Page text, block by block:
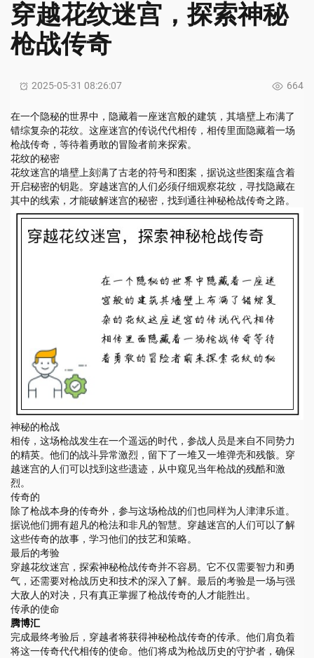
穿越花纹迷宫，探索神秘
枪战传奇
2025-05-31 08:26:07 664
在一个隐秘的世界中，隐藏着一座迷宫般的建筑，其墙壁上布满了
错综复杂的花纹。这座迷宫的传说代代相传，相传里面隐藏着一场
枪战传奇，等待着勇敢的冒险者前来探索。
花纹的秘密
花纹迷宫的墙壁上刻满了古老的符号和图案，据说这些图案蕴含着
开启秘密的钥匙。穿越迷宫的人们必须仔细观察花纹，寻找隐藏在
其中的线索，才能破解迷宫的秘密，找到通往神秘枪战传奇之路。
神秘的枪战
相传，这场枪战发生在一个遥远的时代，参战人员是来自不同势力
的精英。他们的战斗异常激烈，留下了一堆又一堆弹壳和残骸。穿
越迷宫的人们可以找到这些遗迹，从中窥见当年枪战的残酷和激
烈。
传奇的
除了枪战本身的传奇外，参与这场枪战的们也同样为人津津乐道。
据说他们拥有超凡的枪法和非凡的智慧。穿越迷宫的人们可以了解
这些传奇的故事，学习他们的技艺和策略。
最后的考验
穿越花纹迷宫，探索神秘枪战传奇并不容易。它不仅需要智力和勇
气，还需要对枪战历史和技术的深入了解。最后的考验是一场与强
大敌人的对决，只有真正掌握了枪战传奇的人才能胜出。
传承的使命
腾博汇
完成最终考验后，穿越者将获得神秘枪战传奇的传承。他们肩负着
将这一传奇代代相传的使命。他们将成为枪战历史的守护者，确保